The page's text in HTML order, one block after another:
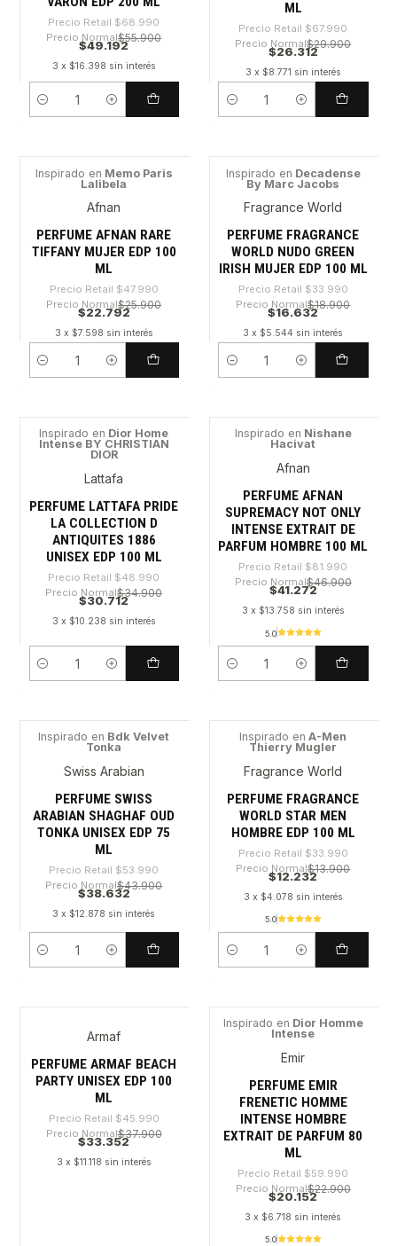
Precio Retail $68.990
Precio Normal$55.900
$49.192
3 x $16.398 sin interés
Cantidad
ML
Precio Retail $67.990
Precio Normal$29.900
$26.312
3 x $8.771 sin interés
Cantidad
Inspirado en Memo Paris
Lalibela
Afnan
PERFUME AFNAN RARE
TIFFANY MUJER EDP 100
ML
Precio Retail $47.990
Precio Normal$25.900
$22.792
3 x $7.598 sin interés
Cantidad
-51%
Inspirado en Decadense
By Marc Jacobs
Fragrance World
PERFUME FRAGRANCE
WORLD NUDO GREEN
IRISH MUJER EDP 100 ML
Precio Retail $33.990
Precio Normal$18.900
$16.632
3 x $5.544 sin interés
Cantidad
Inspirado en Dior Home
Intense BY CHRISTIAN
DIOR
Lattafa
PERFUME LATTAFA PRIDE
LA COLLECTION D
ANTIQUITES 1886
UNISEX EDP 100 ML
Precio Retail $48.990
Precio Normal$34.900
$30.712
3 x $10.238 sin interés
Cantidad
Inspirado en Nishane
Hacivat
Afnan
PERFUME AFNAN
SUPREMACY NOT ONLY
INTENSE EXTRAIT DE
PARFUM HOMBRE 100 ML
Precio Retail $81.990
Precio Normal$46.900
$41.272
3 x $13.758 sin interés
5.0
Cantidad
Inspirado en Bdk Velvet
Tonka
Swiss Arabian
PERFUME SWISS
ARABIAN SHAGHAF OUD
TONKA UNISEX EDP 75
ML
Precio Retail $53.990
Precio Normal$43.900
$38.632
3 x $12.878 sin interés
Cantidad
Inspirado en A-Men
Thierry Mugler
Fragrance World
PERFUME FRAGRANCE
WORLD STAR MEN
HOMBRE EDP 100 ML
Precio Retail $33.990
Precio Normal$13.900
$12.232
3 x $4.078 sin interés
5.0
Cantidad
Armaf
PERFUME ARMAF BEACH
PARTY UNISEX EDP 100
ML
Precio Retail $45.990
Precio Normal$37.900
$33.352
3 x $11.118 sin interés
Inspirado en Dior Homme
Intense
Emir
PERFUME EMIR
FRENETIC HOMME
INTENSE HOMBRE
EXTRAIT DE PARFUM 80
ML
Precio Retail $59.990
Precio Normal$22.900
$20.152
3 x $6.718 sin interés
5.0